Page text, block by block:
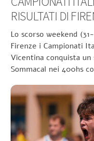
RISULTATI DI
Lo scorso weekend
Firenze i Campionati
Vicentina conquista
Sommacal nei 400hs